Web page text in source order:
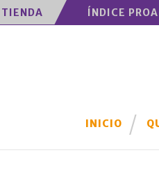
TIENDA ÍNDICE PROA
INICIO